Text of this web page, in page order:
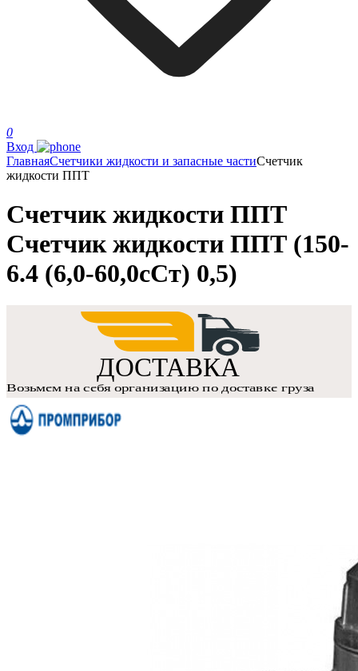
0
Вход
ГлавнаяСчетчики жидкости и запасные частиСчетчик
жидкости ППТ
Счетчик жидкости ППТ
Счетчик жидкости ППТ (150-
6.4 (6,0-60,0сСт) 0,5)